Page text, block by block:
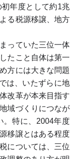
年度として約1兆
る税源移譲、地方
っていた三位一体
たこと自体は第一
方には大きな問題
は、いたずらに地
改革が本来目指す
域づくりにつなが
。特に、2004年度
移譲とはある程度
については、三位